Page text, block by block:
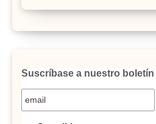
Suscríbase a nuestro boletín